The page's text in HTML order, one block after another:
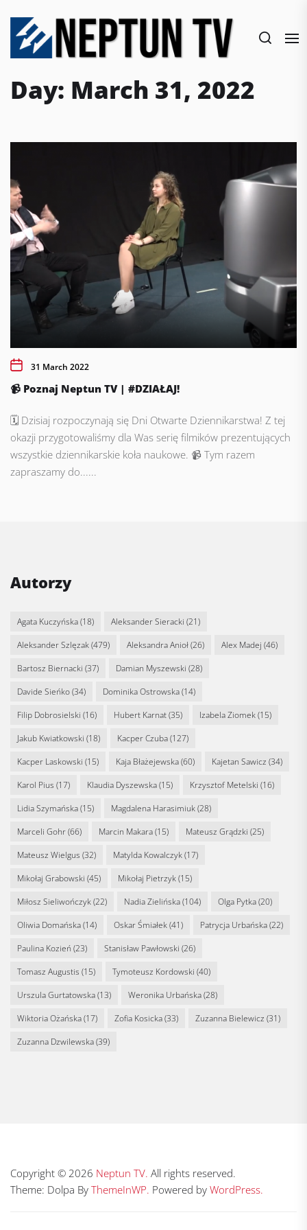
content
Day: March 31, 2022
31 March 2022
📹 Poznaj Neptun TV | #DZIAŁAJ!
🗓️ Dzisiaj rozpoczynają się Dni Otwarte Dziennikarstwa! Z tej
okazji przygotowaliśmy dla Was serię filmików prezentujących
wszystkie dziennikarskie koła naukowe. 📹 Tym razem
zapraszamy do......
Autorzy
Agata Kuczyńska(18) Aleksander Sieracki (21)
Aleksander Szlęzak(479) Aleksandra Anioł(26) Alex Madej (46)
Bartosz Biernacki (37) Damian Myszewski (28)
Davide Sieńko(34) Dominika Ostrowska(14)
Filip Dobrosielski (16) Hubert Karnat(35) Izabela Ziomek(15)
Jakub Kwiatkowski (18) Kacper Czuba(127)
Kacper Laskowski (15) Kaja Błażejewska(60) Kajetan Sawicz (34)
Karol Pius (17) Klaudia Dyszewska(15) Krzysztof Metelski (16)
Lidia Szymańska(15) Magdalena Harasimiuk(28)
Marceli Gohr(66) Marcin Makara(15) Mateusz Grądzki (25)
Mateusz Wielgus (32) Matylda Kowalczyk(17)
Mikołaj Grabowski (45) Mikołaj Pietrzyk(15)
Miłosz Sieliwończyk(22) Nadia Zielińska(104) Olga Pytka(20)
Oliwia Domańska(14) Oskar Śmiałek(41) Patrycja Urbańska(22)
Paulina Kozień (23) Stanisław Pawłowski (26)
Tomasz Augustis (15) Tymoteusz Kordowski (40)
Urszula Gurtatowska(13) Weronika Urbańska(28)
Wiktoria Ożańska(17) Zofia Kosicka(33) Zuzanna Bielewicz (31)
Zuzanna Dzwilewska(39)
Copyright © 2026 Neptun TV. All rights reserved.
Theme: Dolpa By ThemeInWP. Powered by WordPress.